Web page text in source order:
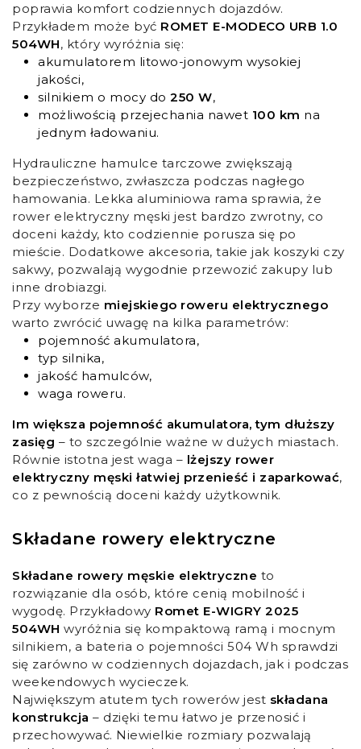
poprawia komfort codziennych dojazdów.
Przykładem może być ROMET E-MODECO URB 1.0
504WH, który wyróżnia się:
akumulatorem litowo-jonowym wysokiej
jakości,
silnikiem o mocy do 250 W,
możliwością przejechania nawet 100 km na
jednym ładowaniu.
Hydrauliczne hamulce tarczowe zwiększają
bezpieczeństwo, zwłaszcza podczas nagłego
hamowania. Lekka aluminiowa rama sprawia, że
rower elektryczny męski jest bardzo zwrotny, co
doceni każdy, kto codziennie porusza się po
mieście. Dodatkowe akcesoria, takie jak koszyki czy
sakwy, pozwalają wygodnie przewozić zakupy lub
inne drobiazgi.
Przy wyborze miejskiego roweru elektrycznego
warto zwrócić uwagę na kilka parametrów:
pojemność akumulatora,
typ silnika,
jakość hamulców,
waga roweru.
Im większa pojemność akumulatora, tym dłuższy
zasięg – to szczególnie ważne w dużych miastach.
Równie istotna jest waga – lżejszy rower
elektryczny męski łatwiej przenieść i zaparkować,
co z pewnością doceni każdy użytkownik.
Składane rowery elektryczne
Składane rowery męskie elektryczne to
rozwiązanie dla osób, które cenią mobilność i
wygodę. Przykładowy Romet E-WIGRY 2025
504WH wyróżnia się kompaktową ramą i mocnym
silnikiem, a bateria o pojemności 504 Wh sprawdzi
się zarówno w codziennych dojazdach, jak i podczas
weekendowych wycieczek.
Największym atutem tych rowerów jest składana
konstrukcja – dzięki temu łatwo je przenosić i
przechowywać. Niewielkie rozmiary pozwalają